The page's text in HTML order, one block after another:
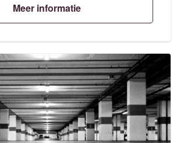
Meer informatie